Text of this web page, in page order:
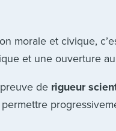
morale et civique,
et une ouverture
de rigueur